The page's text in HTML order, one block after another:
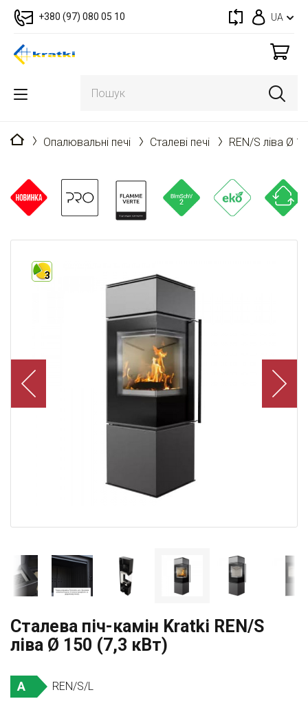
+380 (97) 080 05 10 UA
Головна
Опалювальні печі Сталеві печі REN/S ліва Ø
3
Сталева піч-камін Kratki REN/S
ліва Ø 150 (7,3 кВт)
A REN/S/L